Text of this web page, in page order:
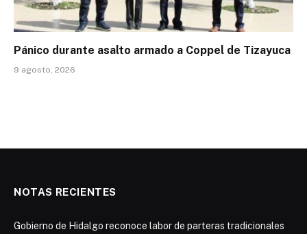
Pánico durante asalto armado a Coppel de Tizayuca
9 agosto, 2026
NOTAS RECIENTES
Gobierno de Hidalgo reconoce labor de parteras tradicionales